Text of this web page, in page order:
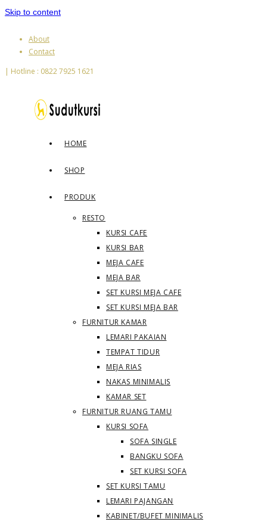
Skip to content
About
Contact
| Hotline : 0822 7925 1621
HOME
SHOP
PRODUK
RESTO
KURSI CAFE
KURSI BAR
MEJA CAFE
MEJA BAR
SET KURSI MEJA CAFE
SET KURSI MEJA BAR
FURNITUR KAMAR
LEMARI PAKAIAN
TEMPAT TIDUR
MEJA RIAS
NAKAS MINIMALIS
KAMAR SET
FURNITUR RUANG TAMU
KURSI SOFA
SOFA SINGLE
BANGKU SOFA
SET KURSI SOFA
SET KURSI TAMU
LEMARI PAJANGAN
KABINET/BUFET MINIMALIS